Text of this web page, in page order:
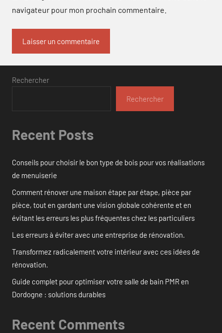
navigateur pour mon prochain commentaire.
Rechercher
Rechercher
Recent Posts
Conseils pour choisir le bon type de bois pour vos réalisations
de menuiserie
Comment rénover une maison étape par étape, pièce par
pièce, tout en gardant une vision globale cohérente et en
évitant les erreurs les plus fréquentes chez les particuliers
Les erreurs à éviter avec une entreprise de rénovation.
Transformez radicalement votre intérieur avec ces idées de
rénovation.
Guide complet pour optimiser votre salle de bain PMR en
Dordogne : solutions durables
Recent Comments